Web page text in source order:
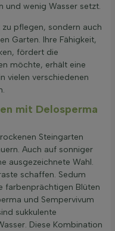
und wenig Wasser setzt.
pflegen, sondern auch
Garten. Ihre Fähigkeit,
fördert die
möchte, erhält eine
vielen verschiedenen
mit Delosperma
Steingarten
Auch auf sonniger
ausgezeichnete Wahl.
schaffen. Sedum
farbenprächtigen Blüten
und Sempervivum
sukkulente
Diese Kombination